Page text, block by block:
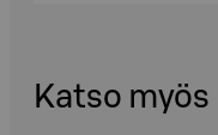
Katso myös